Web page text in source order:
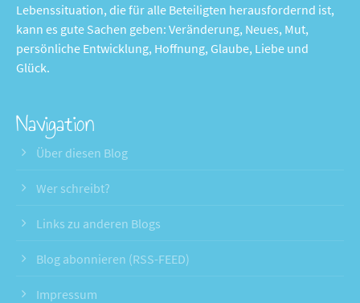
Lebenssituation, die für alle Beteiligten herausfordernd ist,
kann es gute Sachen geben: Veränderung, Neues, Mut,
persönliche Entwicklung, Hoffnung, Glaube, Liebe und
Glück.
Navigation
Über diesen Blog
Wer schreibt?
Links zu anderen Blogs
Blog abonnieren (RSS-FEED)
Impressum